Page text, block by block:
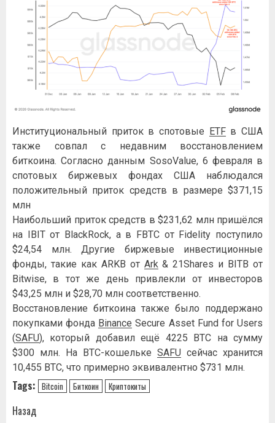
Институциональный приток в спотовые ETFв США
также совпал с недавним восстановлением
биткоина. Согласно данным SosoValue, 6 февраля в
спотовых биржевых фондах США наблюдался
положительный приток средств в размере $371,15
млн
Наибольший приток средств в $231,62 млн пришёлся
на IBIT от BlackRock, а в FBTC от Fidelity поступило
$24,54 млн. Другие биржевые инвестиционные
фонды, такие как ARKB от Ark& 21Shares и BITB от
Bitwise, в тот же день привлекли от инвесторов
$43,25 млн и $28,70 млн соответственно.
Восстановление биткоина также было поддержано
покупками фонда Binance Secure Asset Fund for Users
(SAFU), который добавил ещё 4225 BTC на сумму
$300 млн. На BTC-кошельке SAFU сейчас хранится
10,455 BTC, что примерно эквивалентно $731 млн.
Tags: Bitcoin Биткоин Криптокиты
Навигация
Назад